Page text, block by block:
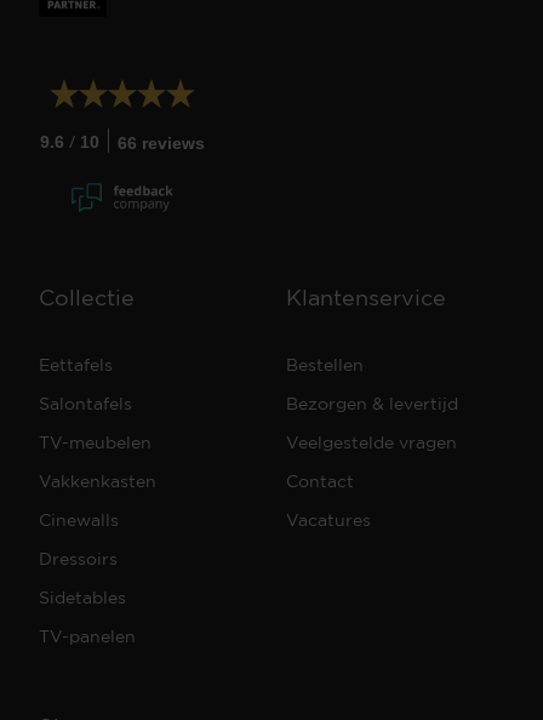
9.6 / 10 66 reviews
Collectie
Eettafels
Salontafels
TV-meubelen
Vakkenkasten
Cinewalls
Dressoirs
Sidetables
TV-panelen
Klantenservice
Bestellen
Bezorgen & levertijd
Veelgestelde vragen
Contact
Vacatures